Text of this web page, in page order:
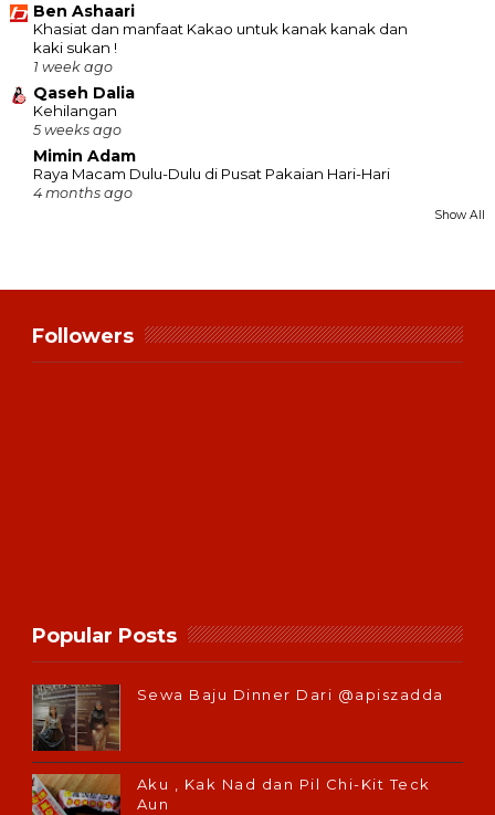
Ben Ashaari
Khasiat dan manfaat Kakao untuk kanak kanak dan
kaki sukan !
1 week ago
Qaseh Dalia
Kehilangan
5 weeks ago
Mimin Adam
Raya Macam Dulu-Dulu di Pusat Pakaian Hari-Hari
4 months ago
Show All
Followers
Popular Posts
Sewa Baju Dinner Dari @apiszadda
Aku , Kak Nad dan Pil Chi-Kit Teck
Aun